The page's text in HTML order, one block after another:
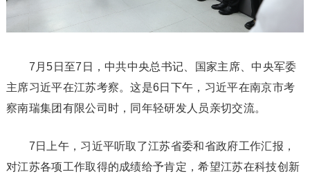
7月5日至7日，中共中央总书记、国家主席、中央军委
主席习近平在江苏考察。这是6日下午，习近平在南京市考
察南瑞集团有限公司时，同年轻研发人员亲切交流。
7日上午，习近平听取了江苏省委和省政府工作汇报，
对江苏各项工作取得的成绩给予肯定，希望江苏在科技创新